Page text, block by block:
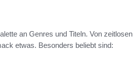
an Genres und Titeln. Von zeitlosen
etwas. Besonders beliebt sind: